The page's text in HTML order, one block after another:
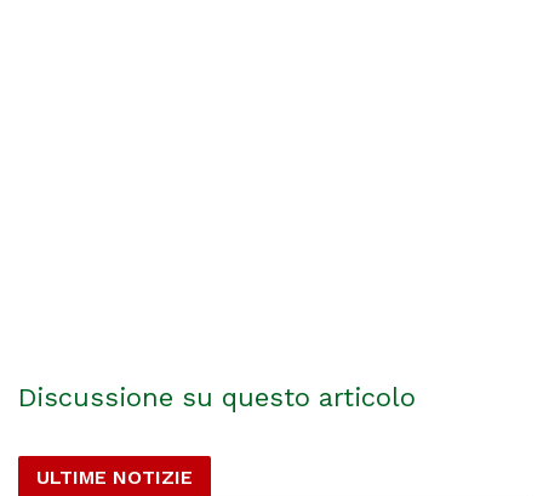
Discussione su questo articolo
ULTIME NOTIZIE